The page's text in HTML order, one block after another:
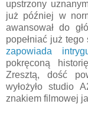
upstrzony
już później w
awansował do
popełniać już tego
zapowiada
pokręconą
Zresztą, dość
wyłożyło studio
znakiem filmowej